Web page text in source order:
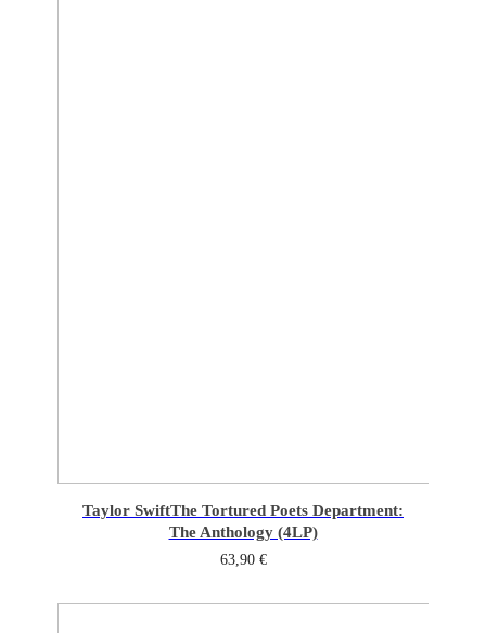
Taylor SwiftThe Tortured Poets Department:
The Anthology (4LP)
63,90 €